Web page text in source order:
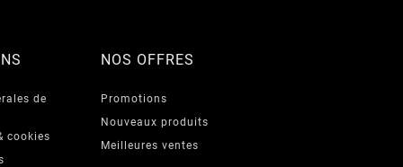
de
cookies
NOS OFFRES
Promotions
Nouveaux produits
Meilleures ventes